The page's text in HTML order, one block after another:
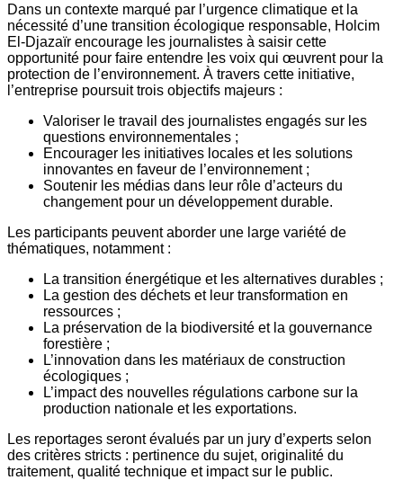
Dans un contexte marqué par l’urgence climatique et la
nécessité d’une transition écologique responsable, Holcim
El-Djazaïr encourage les journalistes à saisir cette
opportunité pour faire entendre les voix qui œuvrent pour la
protection de l’environnement. À travers cette initiative,
l’entreprise poursuit trois objectifs majeurs :
Valoriser le travail des journalistes engagés sur les
questions environnementales ;
Encourager les initiatives locales et les solutions
innovantes en faveur de l’environnement ;
Soutenir les médias dans leur rôle d’acteurs du
changement pour un développement durable.
Les participants peuvent aborder une large variété de
thématiques, notamment :
La transition énergétique et les alternatives durables ;
La gestion des déchets et leur transformation en
ressources ;
La préservation de la biodiversité et la gouvernance
forestière ;
L’innovation dans les matériaux de construction
écologiques ;
L’impact des nouvelles régulations carbone sur la
production nationale et les exportations.
Les reportages seront évalués par un jury d’experts selon
des critères stricts : pertinence du sujet, originalité du
traitement, qualité technique et impact sur le public.